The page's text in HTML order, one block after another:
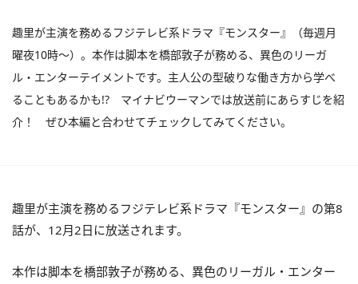
趣里が主演を務めるフジテレビ系ドラマ『モンスター』（毎週月
曜夜10時〜）。本作は脚本を橋部敦子が務める、異色のリーガ
ル・エンターテイメントです。主人公の型破りな働き方から学べ
ることもあるかも!? マイナビウーマンでは放送前にあらすじを紹
介！ ぜひ本編と合わせてチェックしてみてください。
趣里が主演を務めるフジテレビ系ドラマ『モンスター』の第8
話が、12月2日に放送されます。
本作は脚本を橋部敦子が務める、異色のリーガル・エンター